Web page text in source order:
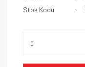
Stok Kodu